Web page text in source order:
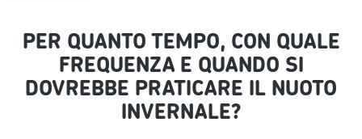
caviglia e garantisce un passo sicuro su qualsiasi superficie. Le
zone comfort “Relief Sole”, “Instep Comfort” e “Heel
Protection” proteggono la pianta del piede e riducono la
pressione sul collo del piede e sul tallone all’appoggio e
durante il movimento di rullata nella scarpa da trekking.
L’incavo “Achilles Comfort” riduce la pressione sul tendine
d’Achille in modo mirato.Le calze compressive aderiscono
PER QUANTO TEMPO, CON QUALE
FREQUENZA E QUANDO SI
DOVREBBE PRATICARE IL NUOTO
INVERNALE?